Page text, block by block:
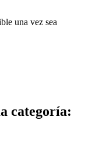
una vez sea
categoría: